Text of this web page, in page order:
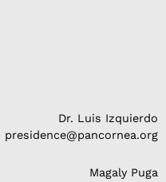
Dr. Luis Izquierdo
presidence@pancornea.org
Magaly Puga